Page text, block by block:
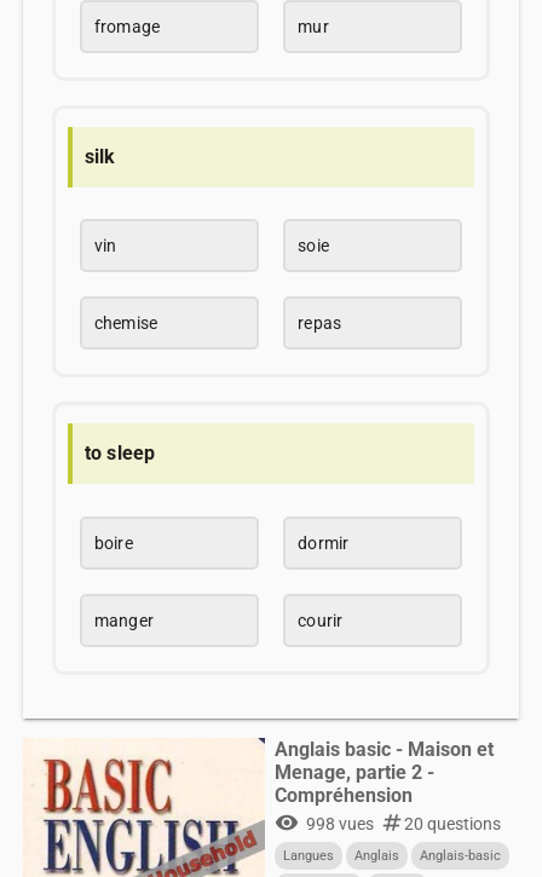
fromage mur
silk
vin soie
chemise repas
to sleep
boire dormir
manger courir
Anglais basic - Maison et
Menage, partie 2 -
Compréhension
visibility 998 vues numbers20 questions
Langues Anglais
Anglais-basic